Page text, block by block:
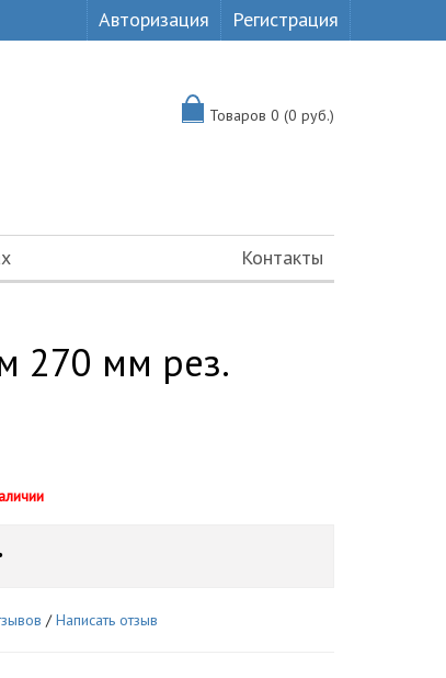
Авторизация Регистрация
Товаров 0 (0 руб.)
Контакты
270 мм рез.
/Написать отзыв